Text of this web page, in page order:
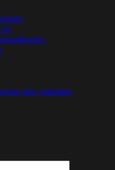
des maladies